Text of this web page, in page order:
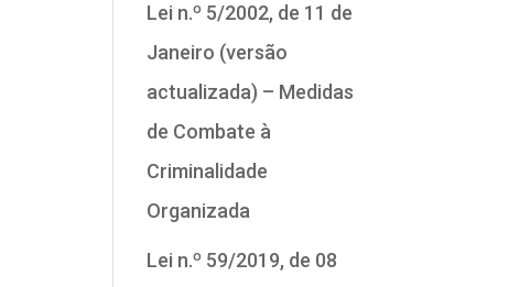
Lei n.º 5/2002, de 11 de
Janeiro (versão
actualizada) – Medidas
de Combate à
Criminalidade
Organizada
Lei n.º 59/2019, de 08